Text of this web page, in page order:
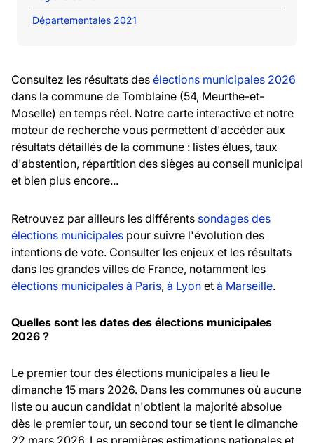
Départementales 2021
Consultez les résultats des élections municipales 2026
dans la commune de Tomblaine (54, Meurthe-et-
Moselle) en temps réel. Notre carte interactive et notre
moteur de recherche vous permettent d'accéder aux
résultats détaillés de la commune : listes élues, taux
d'abstention, répartition des sièges au conseil municipal
et bien plus encore...
Retrouvez par ailleurs les différents sondages des
élections municipales pour suivre l'évolution des
intentions de vote. Consulter les enjeux et les résultats
dans les grandes villes de France, notamment les
élections municipales à Paris, à Lyon et à Marseille.
Quelles sont les dates des élections municipales
2026 ?
Le premier tour des élections municipales a lieu le
dimanche 15 mars 2026. Dans les communes où aucune
liste ou aucun candidat n'obtient la majorité absolue
dès le premier tour, un second tour se tient le dimanche